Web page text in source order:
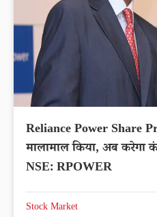
Reliance Power Share
मालामाल किया, अब करेगा
NSE: RPOWER
Stock Market